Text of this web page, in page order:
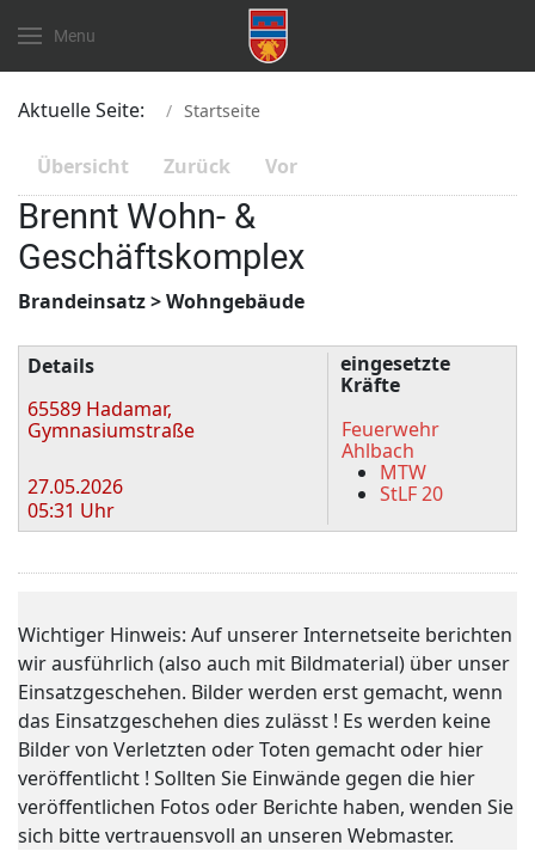
Menu
Aktuelle Seite: Startseite
Übersicht Zurück Vor
Brennt Wohn- &
Geschäftskomplex
Brandeinsatz > Wohngebäude
Details
65589 Hadamar,
Gymnasiumstraße
27.05.2026
05:31 Uhr
eingesetzte
Kräfte
Feuerwehr
Ahlbach
MTW
StLF 20
Wichtiger Hinweis: Auf unserer Internetseite berichten
wir ausführlich (also auch mit Bildmaterial) über unser
Einsatzgeschehen. Bilder werden erst gemacht, wenn
das Einsatzgeschehen dies zulässt ! Es werden keine
Bilder von Verletzten oder Toten gemacht oder hier
veröffentlicht ! Sollten Sie Einwände gegen die hier
veröffentlichen Fotos oder Berichte haben, wenden Sie
sich bitte vertrauensvoll an unseren Webmaster.